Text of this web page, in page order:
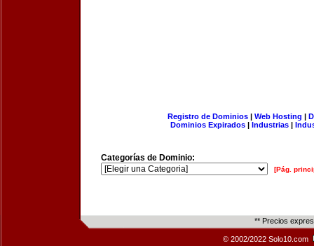
Registro de Dominios| Web Hosting |
Dominios Expirados | Industrias |
Categorías de Dominio:
[Pág.
** Precios
© 2002/2022 Solo10.com